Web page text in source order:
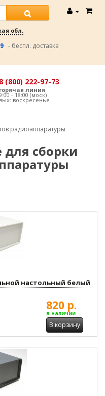
обл.
- беспл. доставка
8 (800) 222-97-73
горячая линия
- 18:00 (моск)
вых: воскресенье
радиоаппаратуры
для сборки
настольный белый
820 р.
в наличии
В корзину